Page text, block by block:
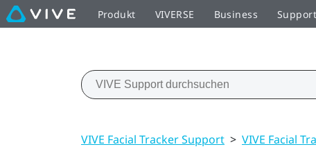
Produkt VIVERSE Business Support
VIVE Facial Tracker Support > VIVE Facial